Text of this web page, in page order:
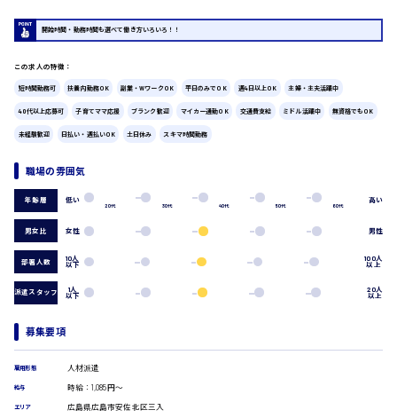
軽作業
看護助手
オフィスワーク系
貿易事務
データ入力
コールセンターオペレーター
一般事務
総務事務
営業事務
医療事務
DTPオペレーター
広島市東区
広島市南区
広島市佐伯区
時給1400円～
開始時間・勤務時間も選べて働き方いろいろ！！
この求人の特徴：
短時間勤務可 扶養内勤務OK 副業・WワークOK 平日のみでOK 週4日以上OK 主婦・主夫活躍中
40代以上応募可 子育てママ応援 ブランク歓迎 マイカー通勤OK 交通費支給 ミドル活躍中 無資格でもOK
未経験歓迎 日払い・週払いOK 土日休み スキマ時間勤務
職場の雰囲気
年齢層 低い
20代 30代 40代 50代 60代
高い
男女比 女性 男性
部署人数 10人
以下
100人
以上
派遣スタッフ 1人
以下
20人
以上
募集要項
雇用形態 人材派遣
給与 時給：1,085円～
エリア 広島県広島市安佐北区三入